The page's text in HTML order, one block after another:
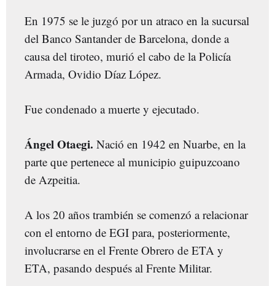
En 1975 se le juzgó por un atraco en la sucursal
del Banco Santander de Barcelona, donde a
causa del tiroteo, murió el cabo de la Policía
Armada, Ovidio Díaz López.
Fue condenado a muerte y ejecutado.
Ángel Otaegi. Nació en 1942 en Nuarbe, en la
parte que pertenece al municipio guipuzcoano
de Azpeitia.
A los 20 años trambién se comenzó a relacionar
con el entorno de EGI para, posteriormente,
involucrarse en el Frente Obrero de ETA y
ETA, pasando después al Frente Militar.